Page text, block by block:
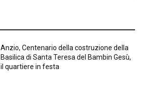
Anzio, Centenario della costruzione della
Basilica di Santa Teresa del Bambin Gesù,
il quartiere in festa